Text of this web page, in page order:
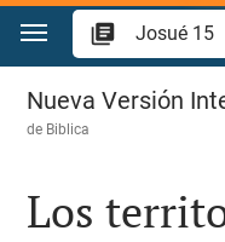
Ir a un contenido
Josué 15
Nueva Versión
de Biblica
Los